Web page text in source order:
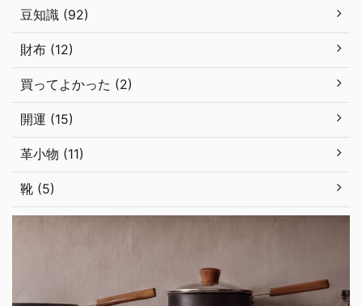
豆知識 (92)
財布 (12)
買ってよかった (2)
開運 (15)
革小物 (11)
靴 (5)